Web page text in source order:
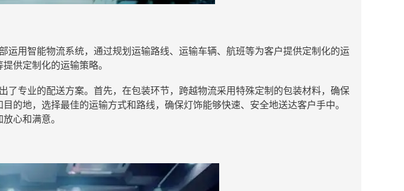
用智能物流系统，通过规划运输路线、运输车辆、航班等为客户提供定制化的运
供定制化的运输策略。
专业的配送方案。首先，在包装环节，跨越物流采用特殊定制的包装材料，确保
的地，选择最佳的运输方式和路线，确保灯饰能够快速、安全地送达客户手中。
心和满意。